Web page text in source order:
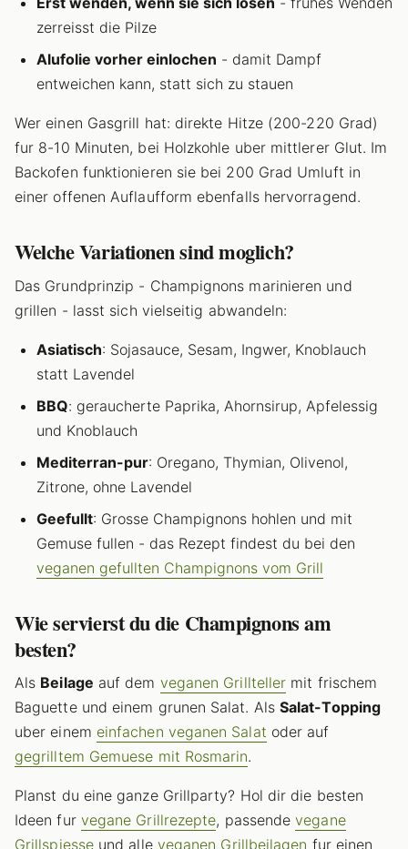
zerreisst die Pilze
Alufolie vorher einlochen - damit Dampf
entweichen kann, statt sich zu stauen
Wer einen Gasgrill hat: direkte Hitze (200-220 Grad)
fur 8-10 Minuten, bei Holzkohle uber mittlerer Glut. Im
Backofen funktionieren sie bei 200 Grad Umluft in
einer offenen Auflaufform ebenfalls hervorragend.
Welche Variationen sind moglich?
Das Grundprinzip - Champignons marinieren und
grillen - lasst sich vielseitig abwandeln:
Asiatisch: Sojasauce, Sesam, Ingwer, Knoblauch
statt Lavendel
BBQ: geraucherte Paprika, Ahornsirup, Apfelessig
und Knoblauch
Mediterran-pur: Oregano, Thymian, Olivenol,
Zitrone, ohne Lavendel
Geefullt: Grosse Champignons hohlen und mit
Gemuse fullen - das Rezept findest du bei den
veganen gefullten Champignons vom Grill
Wie servierst du die Champignons am
besten?
Als Beilage auf dem veganen Grillteller mit frischem
Baguette und einem grunen Salat. Als Salat-Topping
uber einem einfachen veganen Salat oder auf
gegrilltem Gemuese mit Rosmarin.
Planst du eine ganze Grillparty? Hol dir die besten
Ideen fur vegane Grillrezepte, passendevegane
Grillspiesseund alle veganen Grillbeilagen fur einen